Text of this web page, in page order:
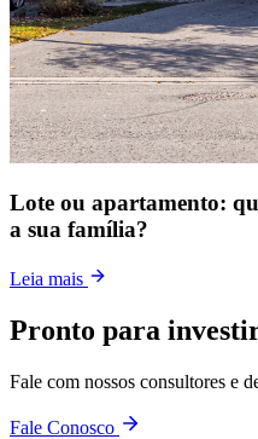
Lote ou apartamento:
a sua família?
Leia mais
Pronto para
Fale com nossos consultores e
Fale Conosco